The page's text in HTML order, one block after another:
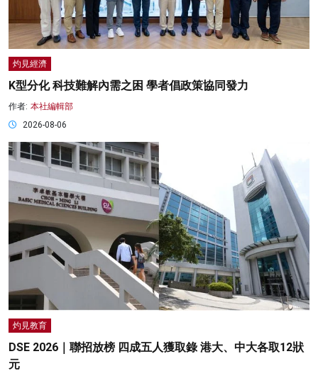
灼見經濟
K型分化 科技難解內需之困 學者倡政策協同發力
作者: 本社編輯部
2026-08-06
灼見教育
DSE 2026｜聯招放榜 四成五人獲取錄 港大、中大各取12狀
元